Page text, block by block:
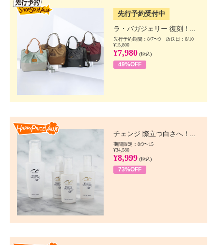
先行予約受付中
ラ・バガジェリー 復刻！...
先行予約期間：8/7〜9 放送日：8/10
¥15,800
¥7,980 (税込)
49%OFF
チェンジ 際立つ白さへ！...
期間限定：8/9〜15
¥34,580
¥8,999 (税込)
73%OFF